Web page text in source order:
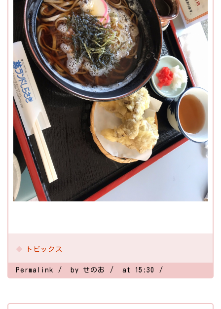
トピックス
Permalink by せのお at 15:30